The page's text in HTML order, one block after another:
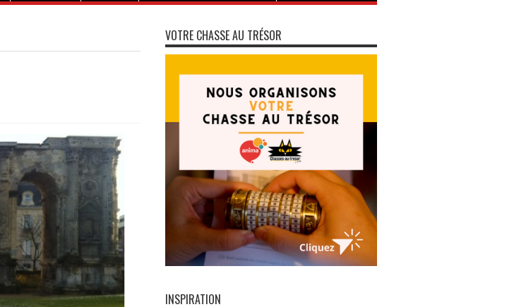
VOTRE CHASSE AU TRÉSOR
INSPIRATION